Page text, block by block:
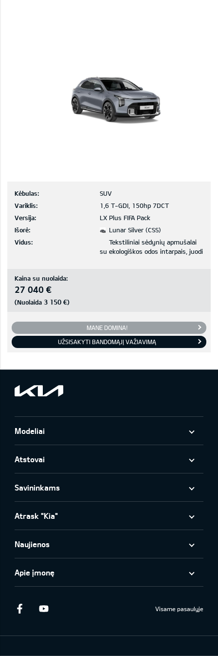
Kėbulas:
SUV
Variklis:
1,6 T-GDI, 150hp 7DCT
Versija:
LX Plus FIFA Pack
Išorė:
Lunar Silver (CSS)
Vidus:
Tekstiliniai sėdynių apmušalai
su ekologiškos odos intarpais, juodi
Kaina su nuolaida:
27 040 €
(Nuolaida 3 150 €)
MANE DOMINA!
UŽSISAKYTI BANDOMĄJĮ VAŽIAVIMĄ
Modeliai
Atstovai
Savininkams
Atrask "Kia"
Naujienos
Apie įmonę
Facebook Visame pasaulyje